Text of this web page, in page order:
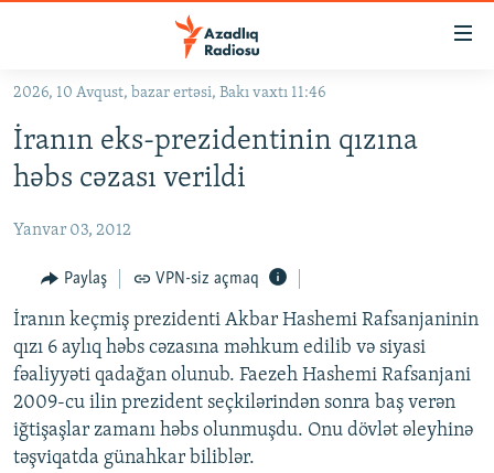
Əsas
qayıt
Əsas
qayıt
#ƏSLINDƏ
FƏRQƏ BAX
QANUNI DOĞRU
ARAŞDIRMA
MULTIMEDIA
VIDEO
RADIO ARXIV
2026, 10 Avqust, bazar ertəsi, Bakı vaxtı 11:46
İranın eks-prezidentinin qızına
həbs cəzası verildi
Yanvar 03, 2012
Paylaş VPN-siz açmaq
İranın keçmiş prezidenti Akbar Hashemi Rafsanjaninin
qızı 6 aylıq həbs cəzasına məhkum edilib və siyasi
fəaliyyəti qadağan olunub. Faezeh Hashemi Rafsanjani
2009-cu ilin prezident seçkilərindən sonra baş verən
iğtişaşlar zamanı həbs olunmuşdu. Onu dövlət əleyhinə
təşviqatda günahkar biliblər.